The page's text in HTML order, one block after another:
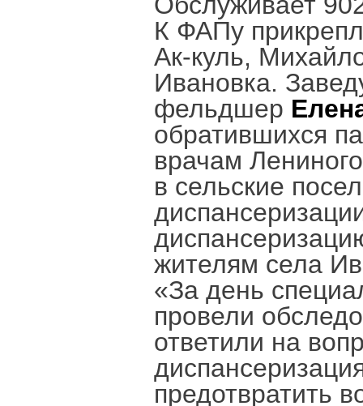
К ФАПу
Ак-куль,
Ивановка.
фельдшер
обратившихся
врачам
в сельские
жителям села
«За день
провели
ответили на
предотвратить